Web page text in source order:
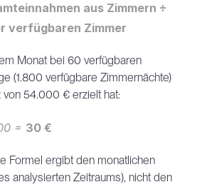
aus Zimmern ÷
verfügbaren Zimmer
Monat bei 60 verfügbaren
(1.800 verfügbare Zimmernächte)
54.000 € erzielt hat:
= 30 €
Formel ergibt den monatlichen
analysierten Zeitraums), nicht den